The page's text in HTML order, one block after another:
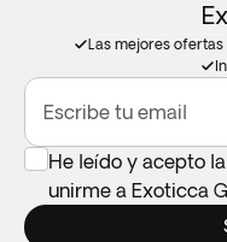
Las mejores ofertas
Escribe tu email
He leído y acepto la
unirme a Exoticca